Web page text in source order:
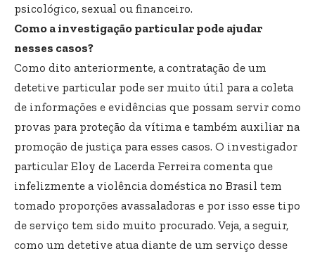
psicológico, sexual ou financeiro.
Como a investigação particular pode ajudar
nesses casos?
Como dito anteriormente, a contratação de um
detetive particular pode ser muito útil para a coleta
de informações e evidências que possam servir como
provas para proteção da vítima e também auxiliar na
promoção de justiça para esses casos. O investigador
particular Eloy de Lacerda Ferreira comenta que
infelizmente a violência doméstica no Brasil tem
tomado proporções avassaladoras e por isso esse tipo
de serviço tem sido muito procurado. Veja, a seguir,
como um detetive atua diante de um serviço desse